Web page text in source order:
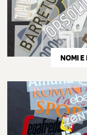
NOMI E